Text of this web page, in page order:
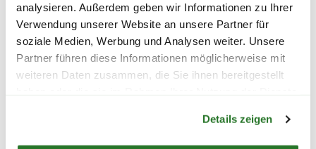
analysieren. Außerdem geben wir Informationen zu Ihrer
Verwendung unserer Website an unsere Partner für
soziale Medien, Werbung und Analysen weiter. Unsere
Partner führen diese Informationen möglicherweise mit
weiteren Daten zusammen, die Sie ihnen bereitgestellt
Details zeigen
Soest von 11:00 bis 16:00 Uhr
Würselen von 11:00 bis 16:00 Uhr
UNSERE CAFÉS HABEN